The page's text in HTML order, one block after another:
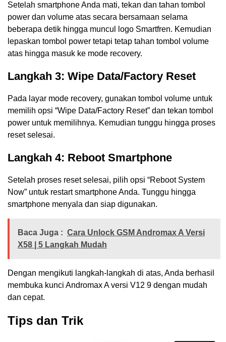
Setelah smartphone Anda mati, tekan dan tahan tombol
power dan volume atas secara bersamaan selama
beberapa detik hingga muncul logo Smartfren. Kemudian
lepaskan tombol power tetapi tetap tahan tombol volume
atas hingga masuk ke mode recovery.
Langkah 3: Wipe Data/Factory Reset
Pada layar mode recovery, gunakan tombol volume untuk
memilih opsi “Wipe Data/Factory Reset” dan tekan tombol
power untuk memilihnya. Kemudian tunggu hingga proses
reset selesai.
Langkah 4: Reboot Smartphone
Setelah proses reset selesai, pilih opsi “Reboot System
Now” untuk restart smartphone Anda. Tunggu hingga
smartphone menyala dan siap digunakan.
Baca Juga : Cara Unlock GSM Andromax A Versi
X58 | 5 Langkah Mudah
Dengan mengikuti langkah-langkah di atas, Anda berhasil
membuka kunci Andromax A versi V12 9 dengan mudah
dan cepat.
Tips dan Trik